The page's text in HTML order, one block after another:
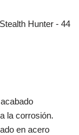
la corrosión.
en acero